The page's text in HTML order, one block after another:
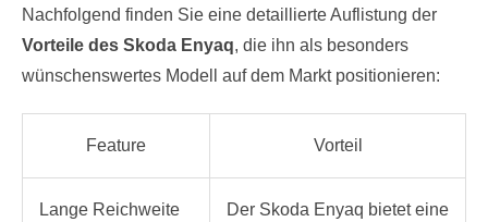
Nachfolgend finden Sie eine detaillierte Auflistung der
Vorteile des Skoda Enyaq, die ihn als besonders
wünschenswertes Modell auf dem Markt positionieren:
Feature Vorteil
Lange Reichweite
Der Skoda Enyaq bietet eine